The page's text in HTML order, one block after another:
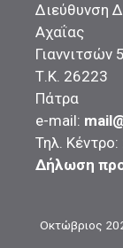
Διεύθυνση
Αχαΐας
Γιαννιτσών
Τ.Κ. 26223
Πάτρα
e-mail:
Τηλ.
Δήλωση
Οκτώβριος